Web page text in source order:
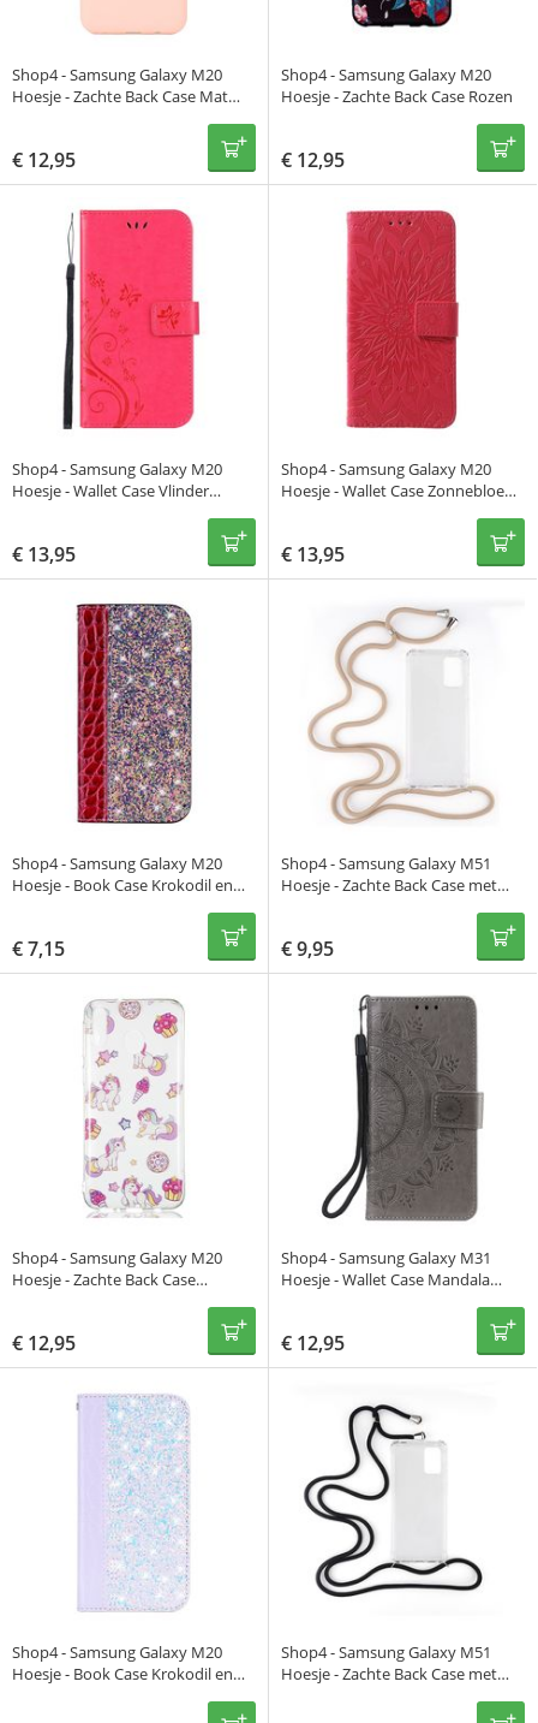
Shop4 - Samsung Galaxy M20
Hoesje - Zachte Back Case Mat
€ 12,95
Shop4 - Samsung Galaxy M20
Hoesje - Zachte Back Case Rozen
€ 12,95
Shop4 - Samsung Galaxy M20
Hoesje - Wallet Case Vlinder
€ 13,95
Shop4 - Samsung Galaxy M20
Hoesje - Wallet Case Zonnebloem
€ 13,95
Shop4 - Samsung Galaxy M20
Hoesje - Book Case Krokodil en
€7,15
Shop4 - Samsung Galaxy M51
Hoesje - Zachte Back Case met
€9,95
Shop4 - Samsung Galaxy M20
Hoesje - Zachte Back Case
€ 12,95
Shop4 - Samsung Galaxy M31
Hoesje - Wallet Case Mandala
€ 12,95
Shop4 - Samsung Galaxy M20
Hoesje - Book Case Krokodil en
Shop4 - Samsung Galaxy M51
Hoesje - Zachte Back Case met